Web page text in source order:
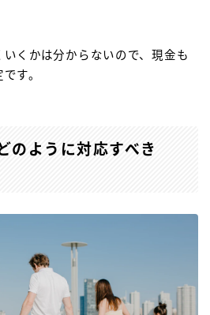
くかは分からないので、現金も
す。
のように対応すべき